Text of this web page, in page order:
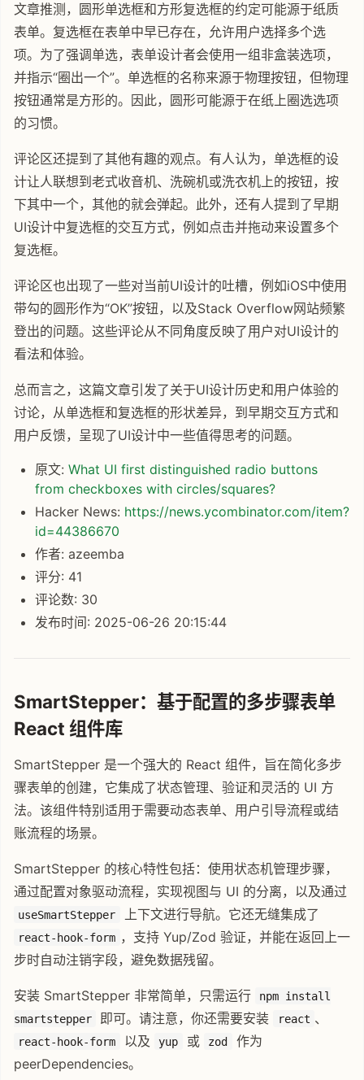
文章推测，圆形单选框和方形复选框的约定可能源于纸质
表单。复选框在表单中早已存在，允许用户选择多个选
项。为了强调单选，表单设计者会使用一组非盒装选项，
并指示“圈出一个”。单选框的名称来源于物理按钮，但物理
按钮通常是方形的。因此，圆形可能源于在纸上圈选选项
的习惯。
评论区还提到了其他有趣的观点。有人认为，单选框的设
计让人联想到老式收音机、洗碗机或洗衣机上的按钮，按
下其中一个，其他的就会弹起。此外，还有人提到了早期
UI设计中复选框的交互方式，例如点击并拖动来设置多个
复选框。
评论区也出现了一些对当前UI设计的吐槽，例如iOS中使用
带勾的圆形作为“OK”按钮，以及Stack Overflow网站频繁
登出的问题。这些评论从不同角度反映了用户对UI设计的
看法和体验。
总而言之，这篇文章引发了关于UI设计历史和用户体验的
讨论，从单选框和复选框的形状差异，到早期交互方式和
用户反馈，呈现了UI设计中一些值得思考的问题。
原文: What UI first distinguished radio buttons
from checkboxes with circles/squares?
Hacker News: https://news.ycombinator.com/item?
id=44386670
作者: azeemba
评分: 41
评论数: 30
发布时间: 2025-06-26 20:15:44
SmartStepper：基于配置的多步骤表单
React 组件库
SmartStepper 是一个强大的 React 组件，旨在简化多步
骤表单的创建，它集成了状态管理、验证和灵活的 UI 方
法。该组件特别适用于需要动态表单、用户引导流程或结
账流程的场景。
SmartStepper 的核心特性包括：使用状态机管理步骤，
通过配置对象驱动流程，实现视图与 UI 的分离，以及通过
useSmartStepper 上下文进行导航。它还无缝集成了
react-hook-form ，支持 Yup/Zod 验证，并能在返回上一
步时自动注销字段，避免数据残留。
安装 SmartStepper 非常简单，只需运行
npm install
smartstepper
即可。请注意，你还需要安装 react 、
react-hook-form 以及 yup 或 zod
作为
peerDependencies。